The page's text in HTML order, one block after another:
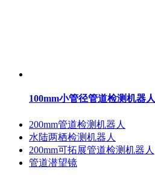
100mm小管径管道检测机器人
200mm管道检测机器人
水陆两栖检测机器人
200mm可拓展管道检测机器人
管道潜望镜